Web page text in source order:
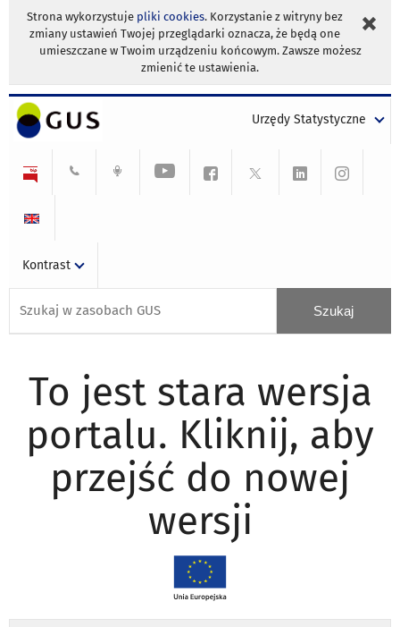
Strona wykorzystuje pliki cookies. Korzystanie z witryny bez
zmiany ustawień Twojej przeglądarki oznacza, że będą one
umieszczane w Twoim urządzeniu końcowym. Zawsze możesz
zmienić te ustawienia.
Urzędy Statystyczne
Kontrast
To jest stara wersja
portalu. Kliknij, aby
przejść do nowej
wersji